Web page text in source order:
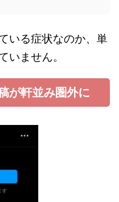
いる症状なのか、単
いません。
が軒並み圏外に